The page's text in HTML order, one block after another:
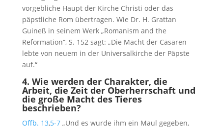
vorgebliche Haupt der Kirche Christi oder das
päpstliche Rom übertragen. Wie Dr. H. Grattan
Guineß in seinem Werk „Romanism and the
Reformation“, S. 152 sagt: „Die Macht der Cäsaren
lebte von neuem in der Universalkirche der Päpste
auf.“
4. Wie werden der Charakter, die
Arbeit, die Zeit der Oberherrschaft und
die große Macht des Tieres
beschrieben?
Offb. 13,5-7„Und es wurde ihm ein Maul gegeben,